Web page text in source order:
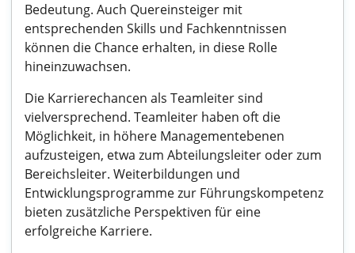
Bedeutung. Auch Quereinsteiger mit
entsprechenden Skills und Fachkenntnissen
können die Chance erhalten, in diese Rolle
hineinzuwachsen.
Die Karrierechancen als Teamleiter sind
vielversprechend. Teamleiter haben oft die
Möglichkeit, in höhere Managementebenen
aufzusteigen, etwa zum Abteilungsleiter oder zum
Bereichsleiter. Weiterbildungen und
Entwicklungsprogramme zur Führungskompetenz
bieten zusätzliche Perspektiven für eine
erfolgreiche Karriere.